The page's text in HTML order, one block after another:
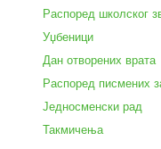
Распоред школског
Уџбеници
Дан отворених врата
Распоред писмених
Једносменски рад
Такмичења